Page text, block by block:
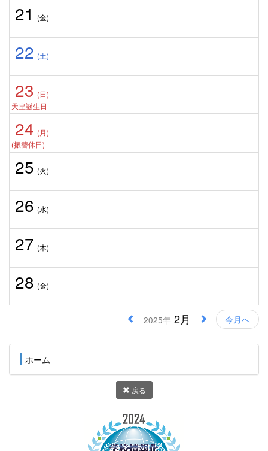
21 (金)
22 (土)
23 (日)
天皇誕生日
24 (月)
(振替休日)
25 (火)
26 (水)
27 (木)
28 (金)
2025年 2月 今月へ
ホーム
戻る